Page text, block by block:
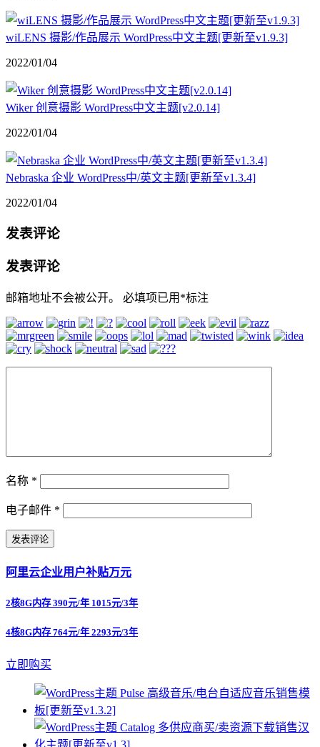
wiLENS 摄影/作品展示 WordPress中文主题[更新至v1.9.3]
2022/01/04
Wiker 创意摄影 WordPress中文主题[v2.0.14]
2022/01/04
Nebraska 企业 WordPress中/英文主题[更新至v1.3.4]
2022/01/04
发表评论
发表评论
邮箱地址不会被公开。 必填项已用 *标注
名称 *
电子邮件 *
阿里云企业用户补贴万元
2核8G内存 390元/年 1015元/3年
4核8G内存 764元/年 2293元/3年
立即购买